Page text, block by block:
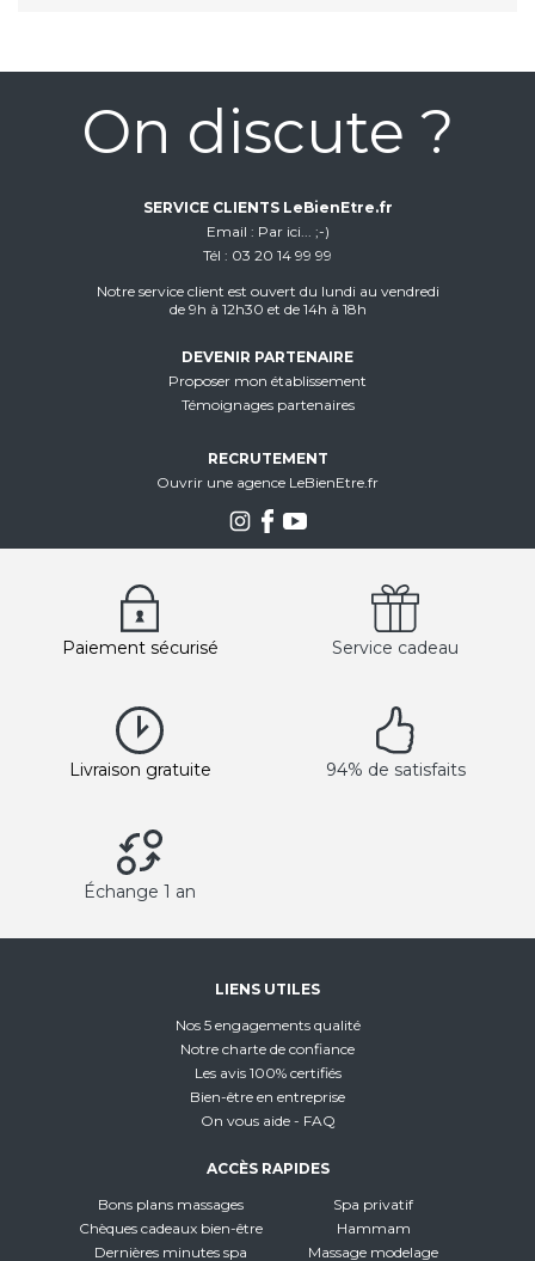
On discute ?
SERVICE CLIENTS LeBienEtre.fr
Email
Par ici... ;-)
Tél
03 20 14 99 99
Notre service client est ouvert du lundi au vendredi
de 9h à 12h30 et de 14h à 18h
DEVENIR PARTENAIRE
Proposer mon établissement
Témoignages partenaires
RECRUTEMENT
Ouvrir une agence LeBienEtre.fr
Paiement sécurisé Service cadeau
Livraison gratuite 94% de satisfaits
Échange 1 an
LIENS UTILES
Nos 5 engagements qualité
Notre charte de confiance
Les avis 100% certifiés
Bien-être en entreprise
On vous aide - FAQ
ACCÈS RAPIDES
Bons plans massages
Chèques cadeaux bien-être
Dernières minutes spa
Spa privatif
Hammam
Massage modelage